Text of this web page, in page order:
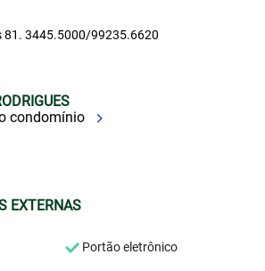
81. 3445.5000/99235.6620
condomínio
EXTERNAS
Portão eletrônico